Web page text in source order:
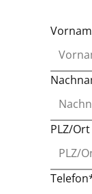
PLZ/Ort